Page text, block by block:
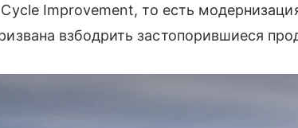
Improvement, то есть
взбодрить застопорившиеся